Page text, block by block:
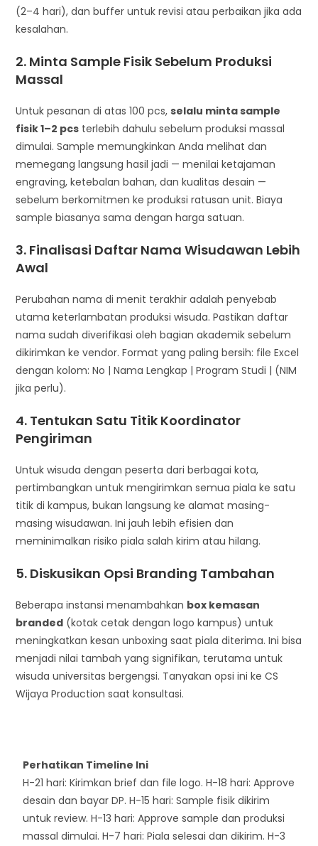
(2–4 hari), dan buffer untuk revisi atau perbaikan jika ada
kesalahan.
2. Minta Sample Fisik Sebelum Produksi
Massal
Untuk pesanan di atas 100 pcs,selalu minta sample
fisik 1–2 pcs terlebih dahulu sebelum produksi massal
dimulai. Sample memungkinkan Anda melihat dan
memegang langsung hasil jadi — menilai ketajaman
engraving, ketebalan bahan, dan kualitas desain —
sebelum berkomitmen ke produksi ratusan unit. Biaya
sample biasanya sama dengan harga satuan.
3. Finalisasi Daftar Nama Wisudawan Lebih
Awal
Perubahan nama di menit terakhir adalah penyebab
utama keterlambatan produksi wisuda. Pastikan daftar
nama sudah diverifikasi oleh bagian akademik sebelum
dikirimkan ke vendor. Format yang paling bersih: file Excel
dengan kolom: No | Nama Lengkap | Program Studi | (NIM
jika perlu).
4. Tentukan Satu Titik Koordinator
Pengiriman
Untuk wisuda dengan peserta dari berbagai kota,
pertimbangkan untuk mengirimkan semua piala ke satu
titik di kampus, bukan langsung ke alamat masing-
masing wisudawan. Ini jauh lebih efisien dan
meminimalkan risiko piala salah kirim atau hilang.
5. Diskusikan Opsi Branding Tambahan
Beberapa instansi menambahkan box kemasan
branded (kotak cetak dengan logo kampus) untuk
meningkatkan kesan unboxing saat piala diterima. Ini bisa
menjadi nilai tambah yang signifikan, terutama untuk
wisuda universitas bergengsi. Tanyakan opsi ini ke CS
Wijaya Production saat konsultasi.
Perhatikan Timeline Ini
H-21 hari: Kirimkan brief dan file logo. H-18 hari: Approve
desain dan bayar DP. H-15 hari: Sample fisik dikirim
untuk review. H-13 hari: Approve sample dan produksi
massal dimulai. H-7 hari: Piala selesai dan dikirim. H-3